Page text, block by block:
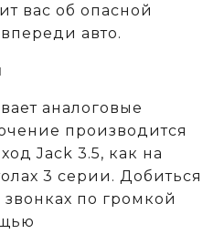
вас об опасной
авто.
аналоговые
производится
Jack 3.5, как на
3 серии. Добиться
по громкой